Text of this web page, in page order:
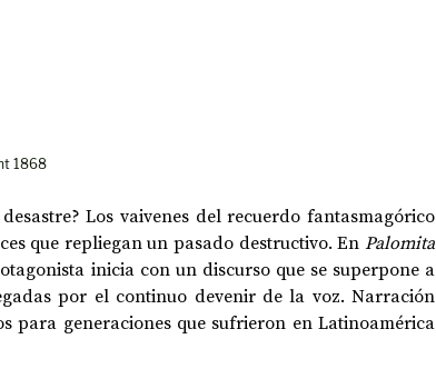
1868
Los vaivenes del recuerdo fantasmagórico
que repliegan un pasado destructivo. En Palomita
inicia con un discurso que se superpone a
por el continuo devenir de la voz. Narración
para generaciones que sufrieron en Latinoamérica